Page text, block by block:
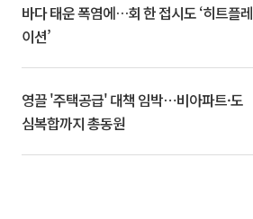
바다 태운 폭염에…회 한 접시도 ‘히트플레
이션’
영끌 '주택공급' 대책 임박⋯비아파트·도
심복합까지 총동원